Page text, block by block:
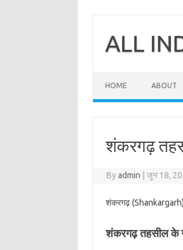
contentALL
HOME ABOUT
शंकरगढ़
Byadmin जून 18,
शंकरगढ़
शंकरगढ़ तहसील के